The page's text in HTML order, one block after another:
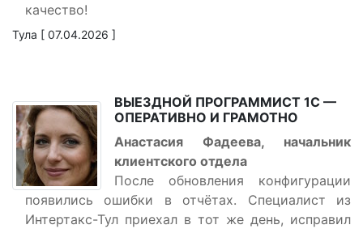
качество!
Тула [ 07.04.2026 ]
ВЫЕЗДНОЙ ПРОГРАММИСТ 1С —
ОПЕРАТИВНО И ГРАМОТНО
Анастасия Фадеева, начальник
клиентского отдела
После обновления конфигурации
появились ошибки в отчётах. Специалист из
Интертакс-Тул приехал в тот же день, исправил